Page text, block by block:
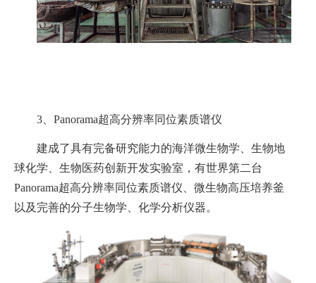
3、 Panorama超高分辨率同位素质谱仪
建成了具有完备研究能力的海洋微生物学、生物地
球化学、生物医药创新开发实验室，有世界第二台
Panorama超高分辨率同位素质谱仪、微生物高压培养釜
以及完善的分子生物学、化学分析仪器。